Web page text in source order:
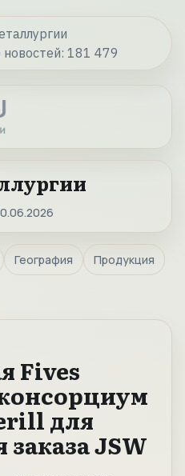
новостей: 181 479
География Продукция
Fives
для
JSW